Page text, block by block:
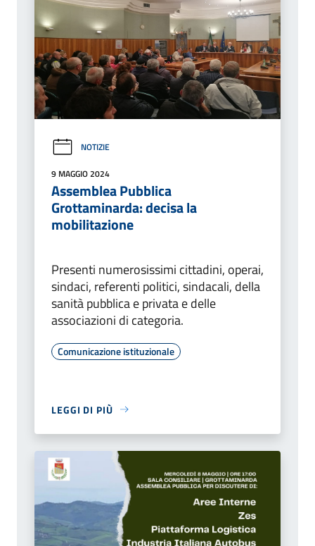
NOTIZIE
9 MAGGIO 2024
Assemblea Pubblica
Grottaminarda: decisa la
mobilitazione
Presenti numerosissimi cittadini, operai,
sindaci, referenti politici, sindacali, della
sanità pubblica e privata e delle
associazioni di categoria.
Comunicazione istituzionale
LEGGI DI PIÙ